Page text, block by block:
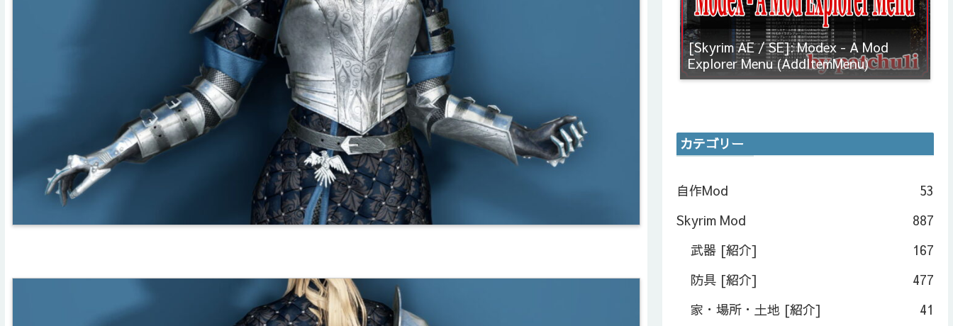
[Skyrim AE / SE]: Modex - A Mod
Explorer Menu (AddItemMenu)
カテゴリー
自作Mod
53
Skyrim Mod
887
武器 [紹介]
167
防具 [紹介]
477
家・場所・土地 [紹介]
41